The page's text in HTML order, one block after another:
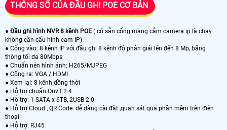
THÔNG SỐ CỦA ĐẦU GHI POE CƠ BẢN
● Đầu ghi hình NVR 8 kênh POE ( có sẵn cổng mạng cắm camera ip là chạy
không cần cấu hình cam IP)
● Cổng vào: 8 kênh IP với đầu ghi 8 kênh độ phân giải lên đến 8 Mp, băng
thông tối đa 80Mbps
● Chuẩn nén hình ảnh: H265/MJPEG
● Cổng ra: VGA / HDMI
● Xem lại: 8 kênh đồng thời
● Hỗ trợ chuẩn Onvif 2.4
● Hỗ trợ: 1 SATA x 6TB, 2USB 2.0
● Hỗ trợ Cloud , QR Code: dễ dàng cài đặt ,quan sát qua phần mềm trên điện
thoại
● Hỗ trợ: RJ45